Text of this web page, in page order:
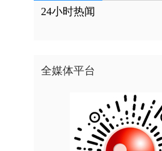
24小时热闻
全媒体平台